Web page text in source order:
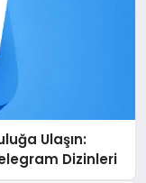
Ulaşın:
Dizinleri